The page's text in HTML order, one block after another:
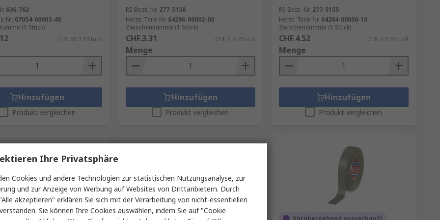
636-762
Nr. 07054-00003-48
(1 Stück)
CHF.50.12/Stück
Hinzufügen
Produkt vergleichen
RS Best.-Nr. 277-5158
Herst. Teile-Nr. 64286-00002-00
Zwischensumme (1 Stück)
CHF.3.31 CHF.3.31/Stück
Menge
Hinzufügen
Produkt vergleichen
RS Best.-Nr. 277-5155
Herst. Teile-Nr. 64284-00000-10
Zwischensumme (1 Stück)
CHF.4.52 CHF.4.52/Stück
Menge
Hinzufügen
Produkt vergleichen
Auf Lager Vorübergehend ausverkauft
Ihre Privatsphäre
Cookies und andere Technologien zur statistischen Nutzungsanalyse, zur
und zur Anzeige von Werbung auf Websites von Drittanbietern. Durch
akzeptieren" erklären Sie sich mit der Verarbeitung von nicht-essentiellen
Sie können Ihre Cookies auswählen, indem Sie auf "Cookie